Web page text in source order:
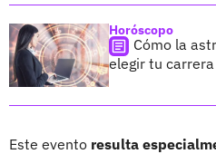
Horóscopo
Cómo la
elegir tu
Este evento resulta